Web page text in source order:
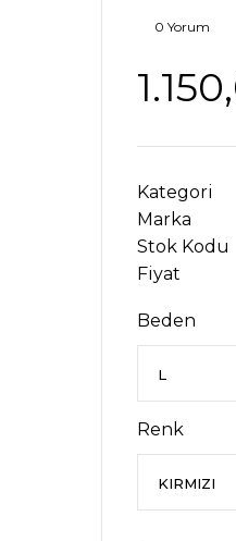
0 Yorum
Kategori
Marka
Stok Kodu
Fiyat
Beden
Renk